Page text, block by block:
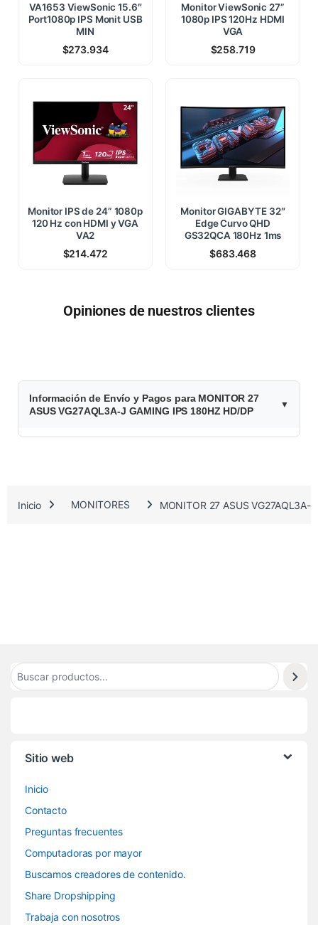
VA1653 ViewSonic 15.6″
Port1080p IPS Monit USB
MIN
$273.934
Monitor ViewSonic 27”
1080p IPS 120Hz HDMI
VGA
$258.719
Monitor IPS de 24” 1080p
120 Hz con HDMI y VGA
VA2
$214.472
Monitor GIGABYTE 32″
Edge Curvo QHD
GS32QCA 180Hz 1ms
$683.468
Opiniones de nuestros clientes
$
5
3
.
Información de Envío y Pagos para MONITOR 27
ASUS VG27AQL3A-J GAMING IPS 180HZ HD/DP
Inicio MONITORES MONITOR 27 ASUS VG27AQL3A-
Sitio web
Inicio
Contacto
Preguntas frecuentes
Computadoras por mayor
Buscamos creadores de contenido.
Share Dropshipping
Trabaja con nosotros